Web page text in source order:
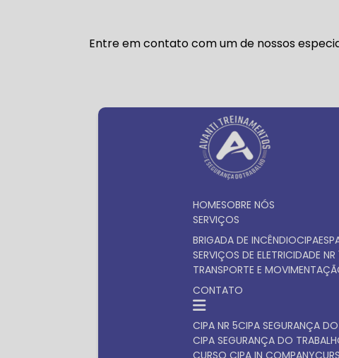
Entre em contato com um de nossos
HOME SOBRE NÓS
SERVIÇOS
BRIGADA DE INCÊNDIO CIPA
SERVIÇOS DE ELETRICIDADE NR
TRANSPORTE E
CONTATO
CIPA NR 5 CIPA SEGURANÇA
CIPA SEGURANÇA DO
CURSO CIPA IN COMPANY